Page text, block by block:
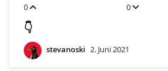
0 0
👇
stevanoski 2. Juni 2021